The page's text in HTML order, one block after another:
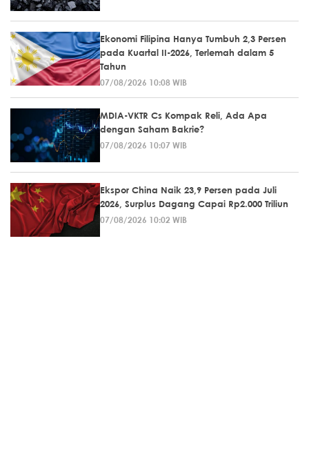
Ekonomi Filipina Hanya Tumbuh 2,3 Persen
pada Kuartal II-2026, Terlemah dalam 5
Tahun
07/08/2026 10:08 WIB
MDIA-VKTR Cs Kompak Reli, Ada Apa
dengan Saham Bakrie?
07/08/2026 10:07 WIB
Ekspor China Naik 23,9 Persen pada Juli
2026, Surplus Dagang Capai Rp2.000 Triliun
07/08/2026 10:02 WIB